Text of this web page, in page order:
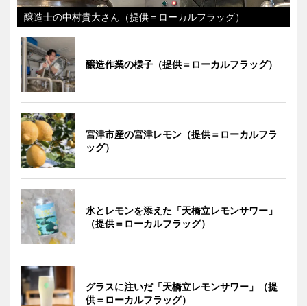
醸造士の中村貴大さん（提供＝ローカルフラッグ）
醸造作業の様子（提供＝ローカルフラッグ）
宮津市産の宮津レモン（提供＝ローカルフラ
ッグ）
氷とレモンを添えた「天橋立レモンサワー」
（提供＝ローカルフラッグ）
グラスに注いだ「天橋立レモンサワー」（提
供＝ローカルフラッグ）